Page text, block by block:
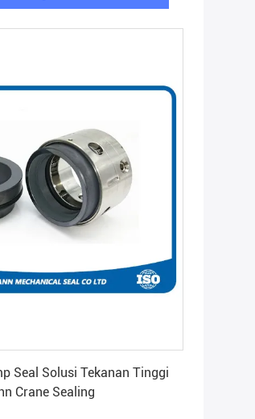
Seal Solusi Tekanan Tinggi
Crane Sealing